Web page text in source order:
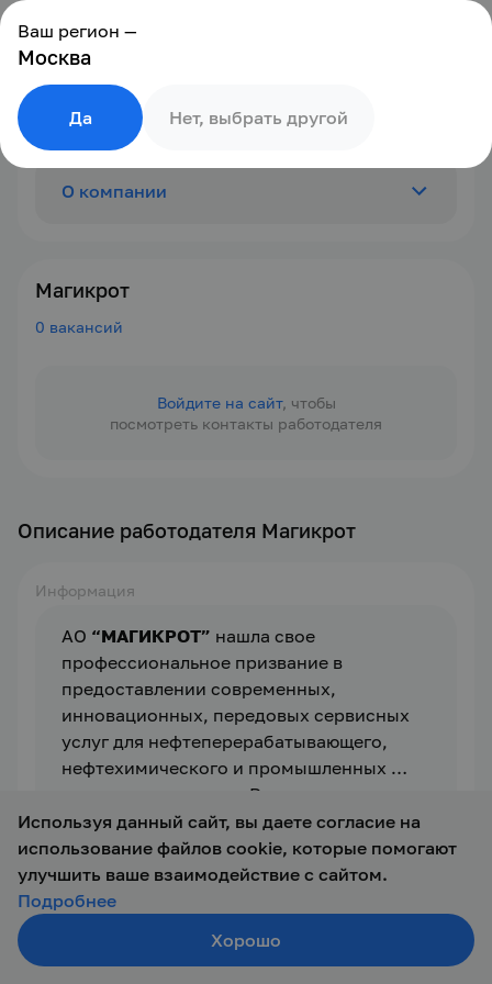
Магикрот
0 вакансий
Войдите на сайт, чтобы
посмотреть контакты работодателя
О компании
Описание работодателя Магикрот
Информация
АО “МАГИКРОТ” нашла свое
профессиональное призвание в
предоставлении современных,
инновационных, передовых сервисных
услуг для нефтеперерабатывающего,
нефтехимического и промышленных
секторов экономики России и странах-
СНГ.
АО “МАГИКРОТ” было основано в 2007
году группой Российских и зарубежных
предпринимателей, имеющих огромный
опыт в нефтепереработке,
Этот положительный сплав опыта и
Используя данный сайт, вы даете согласие на
использование файлов cookie, которые помогают
улучшить ваше взаимодействие с сайтом.
Подробнее
Хорошо
Ваш регион —
Москва
Нет, выбрать другой
Да